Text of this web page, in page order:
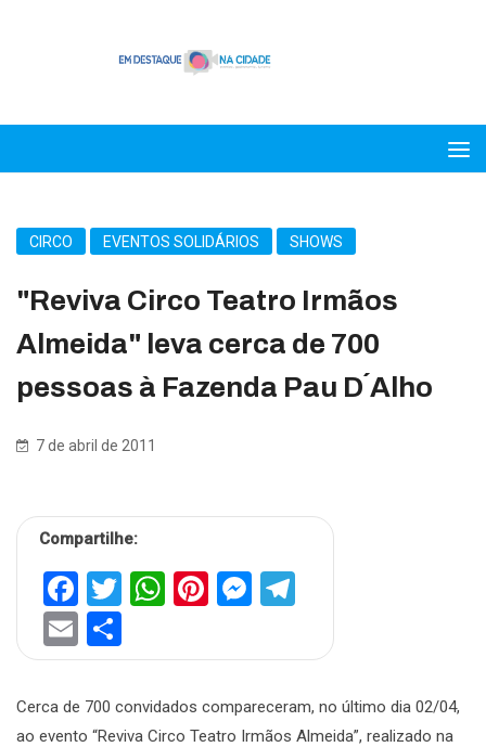
CIRCO EVENTOS SOLIDÁRIOS SHOWS
"Reviva Circo Teatro Irmãos
Almeida" leva cerca de 700
pessoas à Fazenda Pau D´Alho
7 de abril de 2011
Compartilhe:
Facebook
Twitter
WhatsApp
Pinterest
Messenger
Email
Cerca de 700 convidados compareceram, no último dia 02/04,
ao evento “Reviva Circo Teatro Irmãos Almeida”, realizado na